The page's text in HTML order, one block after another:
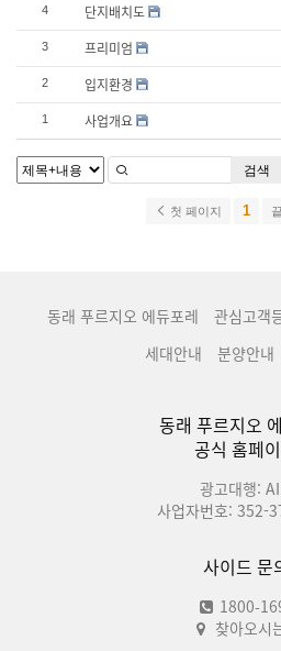
4 단지배치도
3 프리미엄
2 입지환경
1 사업개요
검색
첫 페이지 1
동래 푸르지오 에듀포레 관심고객
세대안내
분양안내
동래 푸르지오
공식 홈페
광고대행:
사업자번호: 352-
사이드 문
1800-
찾아오시